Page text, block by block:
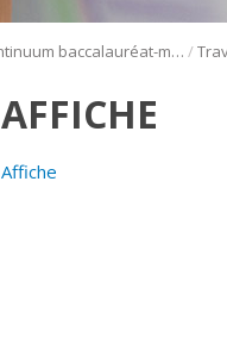
Continuum baccalauréat-maîtrise en physiothérapie /
AFFICHE
Affiche